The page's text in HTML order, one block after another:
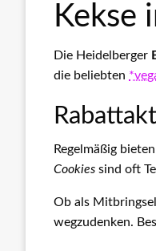
Kekse
Die Heidelberger
die beliebten
Regelmäßig
Cookies sind oft
Ob als
wegzudenken.